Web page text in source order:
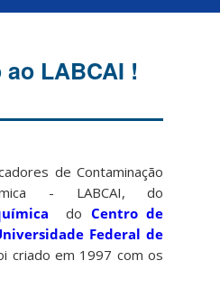
LABCAI !
de Contaminação
- LABCAI, do
do Centro de
Federal de
criado em 1997 com os